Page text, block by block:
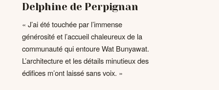
Delphine de Perpignan
« J’ai été touchée par l’immense
générosité et l’accueil chaleureux de la
communauté qui entoure Wat Bunyawat.
L’architecture et les détails minutieux des
édifices m’ont laissé sans voix. »